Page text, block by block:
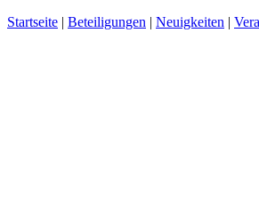
Startseite | Beteiligungen | Neuigkeiten |